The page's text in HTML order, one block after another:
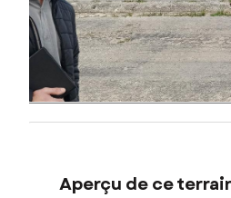
Aperçu de ce